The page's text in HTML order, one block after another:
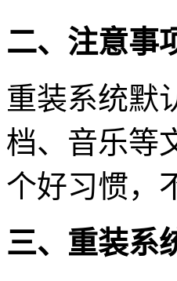
二、注意事
重装系统默
档、音乐等
个好习惯，
三、重装系